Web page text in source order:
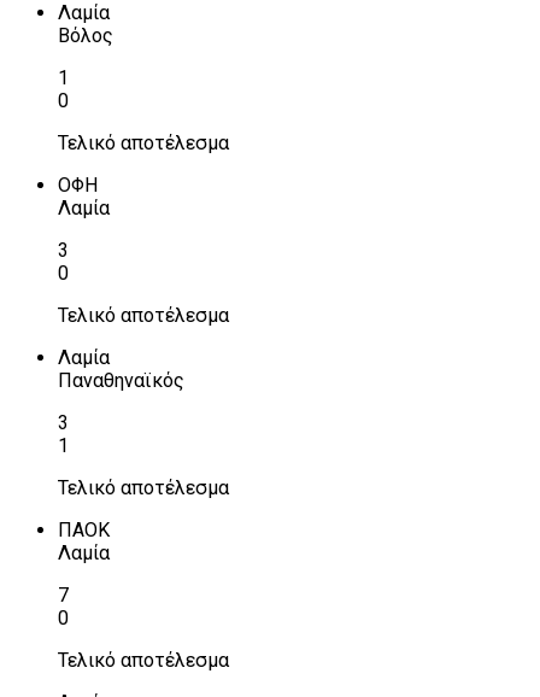
Λαμία
Βόλος
1
0
Τελικό αποτέλεσμα
ΟΦΗ
Λαμία
3
0
Τελικό αποτέλεσμα
Λαμία
Παναθηναϊκός
3
1
Τελικό αποτέλεσμα
ΠΑΟΚ
Λαμία
7
0
Τελικό αποτέλεσμα